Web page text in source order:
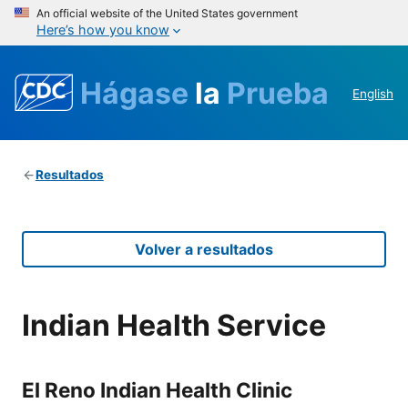
An official website of the United States government
Here’s how you know
Hágase la Prueba English
Resultados
Volver a resultados
Indian Health Service
El Reno Indian Health Clinic